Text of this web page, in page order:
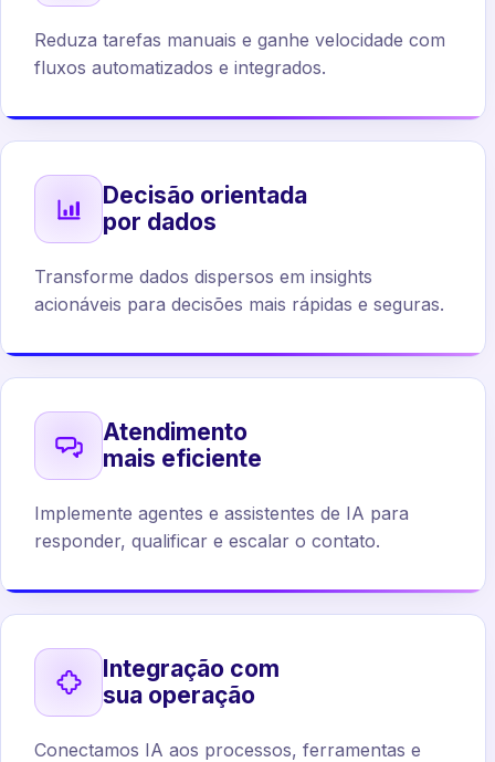
Reduza tarefas manuais e ganhe velocidade com
fluxos automatizados e integrados.
Decisão orientada
por dados
Transforme dados dispersos em insights
acionáveis para decisões mais rápidas e seguras.
Atendimento
mais eficiente
Implemente agentes e assistentes de IA para
responder, qualificar e escalar o contato.
Integração com
sua operação
Conectamos IA aos processos, ferramentas e